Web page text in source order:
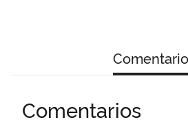
Comentarios